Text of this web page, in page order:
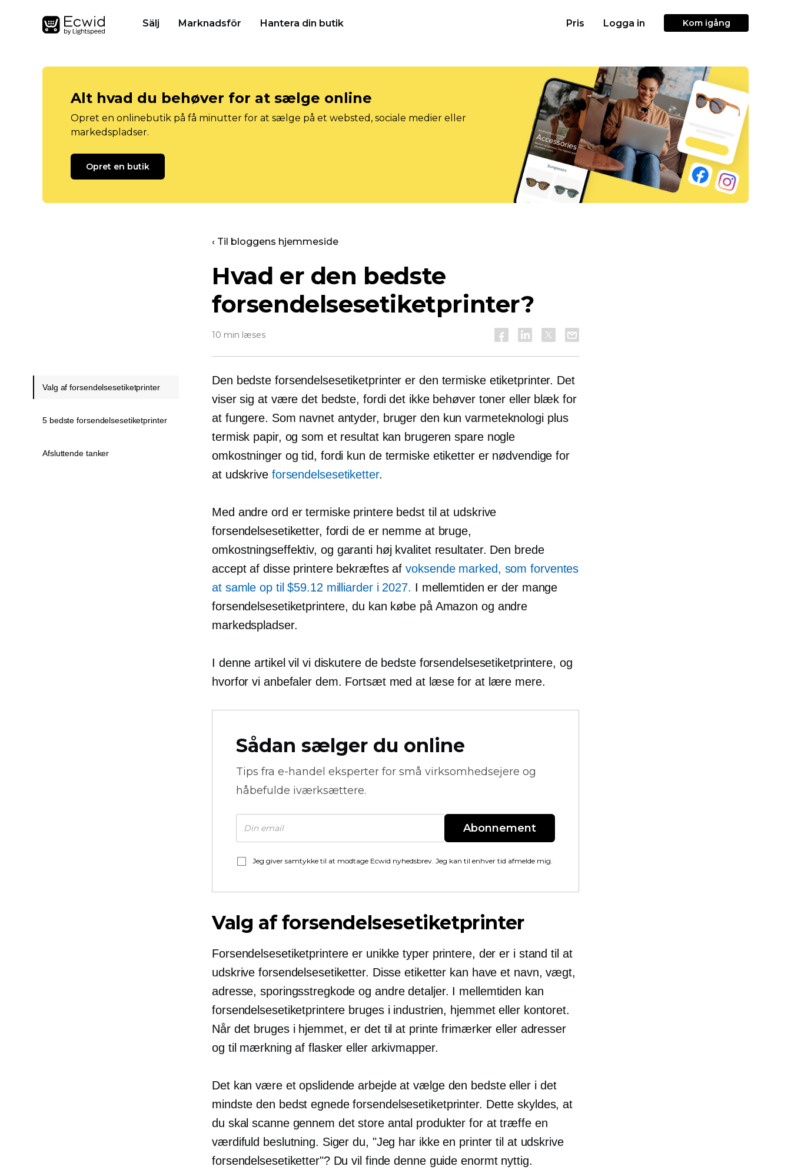
Sälj Marknadsför Hantera din butik Pris Logga in Kom igång
Alt hvad du behøver for at sælge online
Opret en onlinebutik på få minutter for at sælge på et websted, sociale medier eller
markedspladser.
Opret en butik
‹ Til bloggens hjemmeside
Hvad er den bedste
forsendelsesetiketprinter?
10 min læses
Den bedste forsendelsesetiketprinter er den termiske etiketprinter. Det
viser sig at være det bedste, fordi det ikke behøver toner eller blæk for
at fungere. Som navnet antyder, bruger den kun varmeteknologi plus
termisk papir, og som et resultat kan brugeren spare nogle
omkostninger og tid, fordi kun de termiske etiketter er nødvendige for
at udskrive forsendelsesetiketter.
Med andre ord er termiske printere bedst til at udskrive
forsendelsesetiketter, fordi de er nemme at bruge,
omkostningseffektiv, og garanti høj kvalitetresultater. Den brede
accept af disse printere bekræftes afvoksende marked, som forventes
at samle op til $59.12 milliarder i 2027. I mellemtiden er der mange
forsendelsesetiketprintere, du kan købe på Amazon og andre
markedspladser.
I denne artikel vil vi diskutere de bedste forsendelsesetiketprintere, og
hvorfor vi anbefaler dem. Fortsæt med at læse for at lære mere.
Sådan sælger du online
Tips fra e-handel eksperter for små virksomhedsejere og
håbefulde iværksættere.
Abonnement
Jeg giver samtykke til at modtage Ecwid nyhedsbrev. Jeg kan til enhver tid afmelde mig.
Valg af forsendelsesetiketprinter
Forsendelsesetiketprintere er unikke typer printere, der er i stand til at
udskrive forsendelsesetiketter. Disse etiketter kan have et navn, vægt,
adresse, sporingsstregkode og andre detaljer. I mellemtiden kan
forsendelsesetiketprintere bruges i industrien, hjemmet eller kontoret.
Når det bruges i hjemmet, er det til at printe frimærker eller adresser
og til mærkning af flasker eller arkivmapper.
Det kan være et opslidende arbejde at vælge den bedste eller i det
mindste den bedst egnede forsendelsesetiketprinter. Dette skyldes, at
du skal scanne gennem det store antal produkter for at træffe en
værdifuld beslutning. Siger du, "Jeg har ikke en printer til at udskrive
forsendelsesetiketter"? Du vil finde denne guide enormt nyttig.
Valg af forsendelsesetiketprinter
5 bedste forsendelsesetiketprinter
Afsluttende tanker